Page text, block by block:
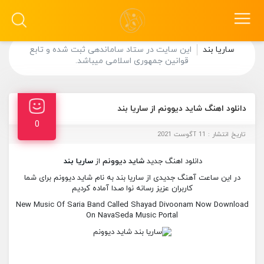
ساریا بند
این سایت در ستاد ساماندهی ثبت شده و تابع
قوانین جمهوری اسلامی میباشد.
دانلود اهنگ شاید دیوونم از ساریا بند
0
تاریخ انتشار : 11 آگوست 2021
دانلود اهنگ جدیدشاید دیوونم ازساریا بند
در این ساعت آهنگ جدیدی از ساریا بند به نام شاید دیوونم برای شما
کاربران عزیز رسانه نوا صدا آماده کردیم
New Music Of Saria Band Called Shayad Divoonam Now Download
On NavaSeda Music Portal